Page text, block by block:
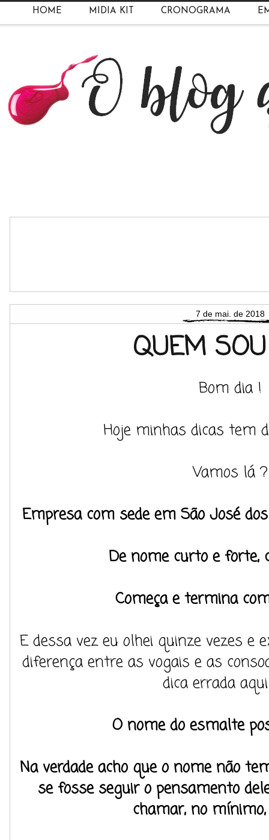
HOME MIDIA KIT CRONOGRAMA
7 de mai. de 2018
QUEM
Bom dia !
Hoje minhas dicas tem
Vamos lá ?
Empresa com sede em São José
De nome curto e forte,
Começa e termina
E dessa vez eu olhei quinze vezes e
diferença entre as vogais e as
dica errada
O nome do esmalte
Na verdade acho que o nome não
se fosse seguir o pensamento
chamar, no